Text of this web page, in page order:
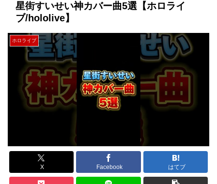
星街すいせい神カバー曲5選【ホロライ
ブ/hololive】
ホロライブ
X Facebook はてブ